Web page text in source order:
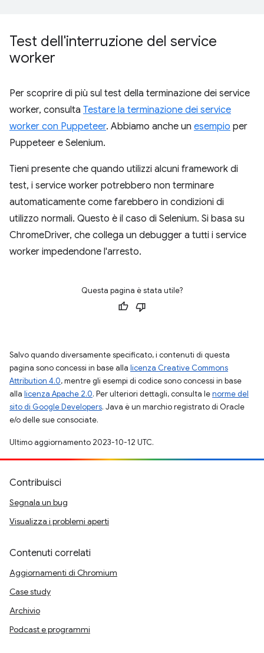
Test dell'interruzione del service
worker
Per scoprire di più sul test della terminazione dei service
worker, consulta Testare la terminazione dei service
worker con Puppeteer. Abbiamo anche un esempio per
Puppeteer e Selenium.
Tieni presente che quando utilizzi alcuni framework di
test, i service worker potrebbero non terminare
automaticamente come farebbero in condizioni di
utilizzo normali. Questo è il caso di Selenium. Si basa su
ChromeDriver, che collega un debugger a tutti i service
worker impedendone l'arresto.
Questa pagina è stata utile?
Salvo quando diversamente specificato, i contenuti di questa
pagina sono concessi in base alla licenza Creative Commons
Attribution 4.0, mentre gli esempi di codice sono concessi in base
alla licenza Apache 2.0. Per ulteriori dettagli, consulta lenorme del
sito di Google Developers. Java è un marchio registrato di Oracle
e/o delle sue consociate.
Ultimo aggiornamento 2023-10-12 UTC.
Contribuisci
Segnala un bug
Visualizza i problemi aperti
Contenuti correlati
Aggiornamenti di Chromium
Case study
Archivio
Podcast e programmi